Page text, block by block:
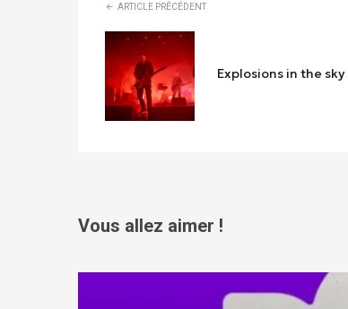
ARTICLE PRÉCÉDENT
Explosions in the sky
Vous allez aimer !